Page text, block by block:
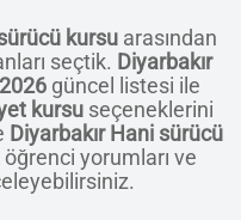
kursuarasından
seçtik. Diyarbakır
güncel listesi ile
kursuseçeneklerini
Diyarbakır Hani sürücü
yorumları ve